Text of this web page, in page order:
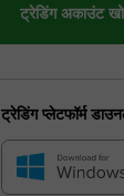
ट्रेडिंग अकाउंट
ट्रेडिंग प्लेटफॉर्म